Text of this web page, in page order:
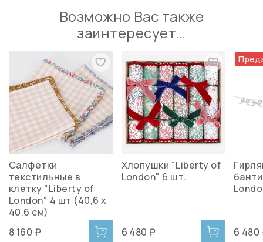
Возможно Вас также
заинтересует…
Салфетки
текстильные в
клетку "Liberty of
London" 4 шт (40,6 х
40,6 см)
8 160 ₽
Хлопушки "Liberty of
London" 6 шт.
6 480 ₽ 6 480